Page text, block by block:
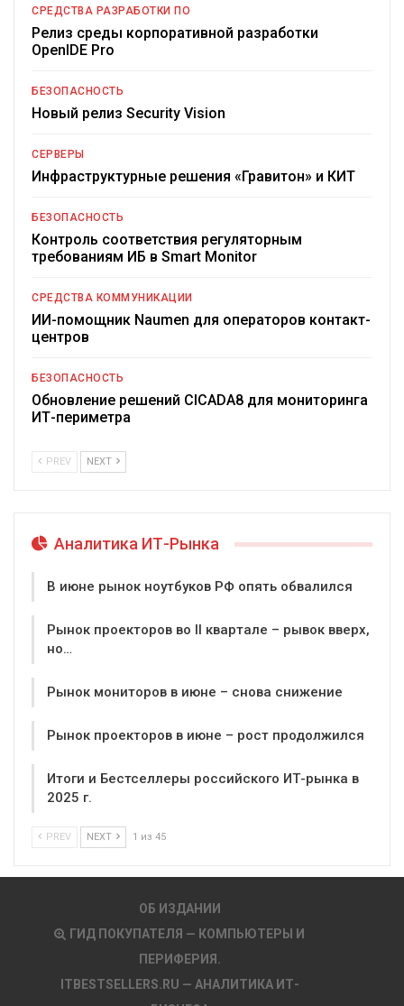
СРЕДСТВА РАЗРАБОТКИ ПО
Релиз среды корпоративной разработки
OpenIDE Pro
БЕЗОПАСНОСТЬ
Новый релиз Security Vision
СЕРВЕРЫ
Инфраструктурные решения «Гравитон» и КИТ
БЕЗОПАСНОСТЬ
Контроль соответствия регуляторным
требованиям ИБ в Smart Monitor
СРЕДСТВА КОММУНИКАЦИИ
ИИ-помощник Naumen для операторов контакт-
центров
БЕЗОПАСНОСТЬ
Обновление решений CICADA8 для мониторинга
ИТ-периметра
PREV NEXT
Аналитика ИТ-Рынка
В июне рынок ноутбуков РФ опять обвалился
Рынок проекторов во II квартале – рывок вверх,
но…
Рынок мониторов в июне – снова снижение
Рынок проекторов в июне – рост продолжился
Итоги и Бестселлеры российского ИТ-рынка в
2025 г.
PREV NEXT 1 из 45
ОБ ИЗДАНИИ
ГИД ПОКУПАТЕЛЯ — КОМПЬЮТЕРЫ И
ПЕРИФЕРИЯ.
ITBESTSELLERS.RU — АНАЛИТИКА ИТ-